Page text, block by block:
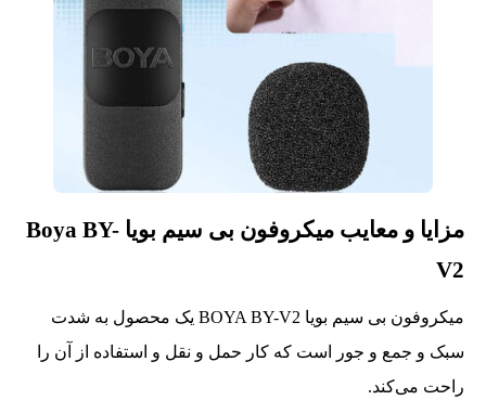
مزایا و معایب میکروفون بی سیم بویا Boya BY-
V2
میکروفون بی سیم بویا BOYA BY-V2 یک محصول به شدت
سبک و جمع و جور است که کار حمل و نقل و استفاده از آن را
راحت می‌کند.